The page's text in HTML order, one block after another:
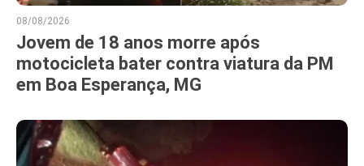
08/08/2026
Jovem de 18 anos morre após
motocicleta bater contra viatura da PM
em Boa Esperança, MG